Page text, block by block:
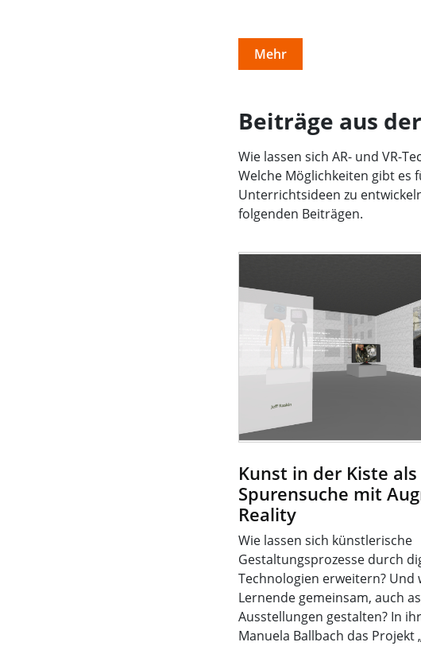
Mehr
Beiträge aus
Wie lassen sich AR- und VR-
Welche Möglichkeiten gibt es
Unterrichtsideen zu
folgenden Beiträgen.
Kunst in der Kiste als
Spurensuche mit
Reality
Wie lassen sich künstlerische
Gestaltungsprozesse durch
Technologien erweitern? Und
Lernende gemeinsam, auch
Ausstellungen gestalten? In
Manuela Ballbach das Projekt